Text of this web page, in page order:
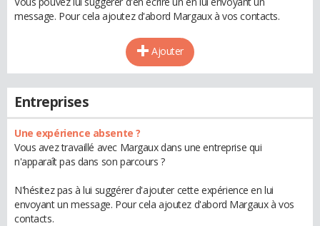
message. Pour cela ajoutez d'abord Margaux à vos contacts.
Ajouter
Entreprises
Une expérience absente ?
Vous avez travaillé avec Margaux dans une entreprise qui
n'apparaît pas dans son parcours ?
N'hésitez pas à lui suggérer d'ajouter cette expérience en lui
envoyant un message. Pour cela ajoutez d'abord Margaux à vos
contacts.